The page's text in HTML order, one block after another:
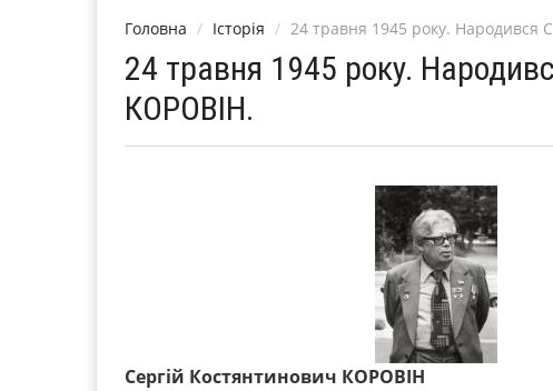
Головна Історія 24 травня 1945 року. Народився
24 травня 1945 року.
КОРОВІН.
Сергій Костянтинович КОРОВІН